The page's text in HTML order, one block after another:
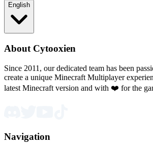
English
About Cytooxien
Since 2011, our dedicated team has been
create a unique Minecraft Multiplayer
latest Minecraft version and with ❤️ for the
Navigation